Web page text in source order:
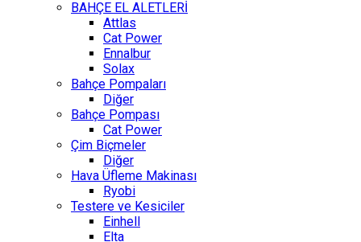
BAHÇE EL ALETLERİ
Attlas
Cat Power
Ennalbur
Solax
Bahçe Pompaları
Diğer
Bahçe Pompası
Cat Power
Çim Biçmeler
Diğer
Hava Üfleme Makinası
Ryobi
Testere ve Kesiciler
Einhell
Elta